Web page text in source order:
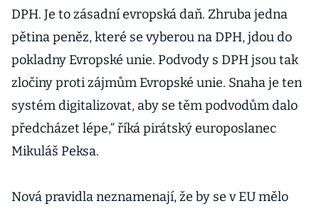
DPH. Je to zásadní evropská daň. Zhruba jedna
pětina peněz, které se vyberou na DPH, jdou do
pokladny Evropské unie. Podvody s DPH jsou tak
zločiny proti zájmům Evropské unie. Snaha je ten
systém digitalizovat, aby se těm podvodům dalo
předcházet lépe,“ říká pirátský europoslanec
Mikuláš Peksa.
Nová pravidla neznamenají, že by se v EU mělo